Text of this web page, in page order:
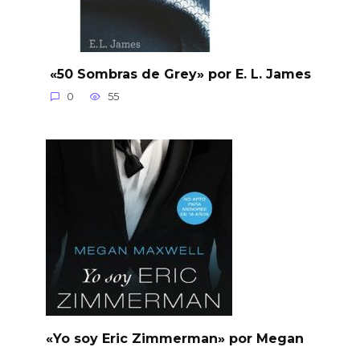
«50 Sombras de Grey» por E. L. James
0 55
«Yo soy Eric Zimmerman» por Megan